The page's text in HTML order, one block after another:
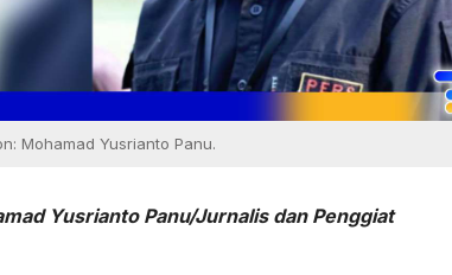
Mohamad Yusrianto Panu.
Yusrianto Panu/Jurnalis dan Penggiat